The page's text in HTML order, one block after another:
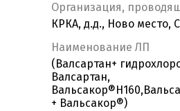
Организация,
КРКА, д.д., Ново место,
Наименование ЛП
(Валсартан+
Валсартан,
+ Вальсакор®)